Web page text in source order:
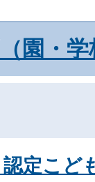
園・学
定こど